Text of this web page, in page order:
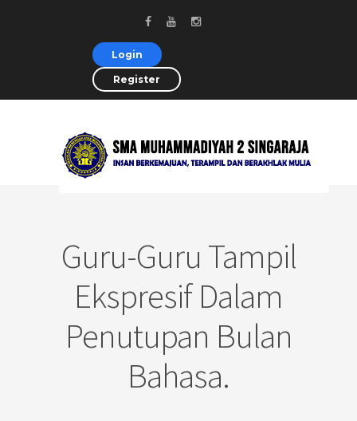
Login
Register
Guru-Guru Tampil
Ekspresif Dalam
Penutupan Bulan
Bahasa.